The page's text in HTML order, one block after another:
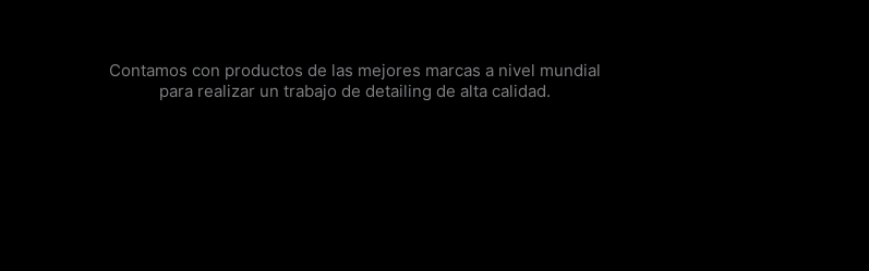
Contamos con productos de las mejores marcas a nivel mundial
para realizar un trabajo de detailing de alta calidad.